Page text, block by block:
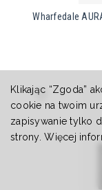
Wharfedale
Klikając “Zgoda”
cookie na twoim
zapisywanie tylko
strony. Więcej